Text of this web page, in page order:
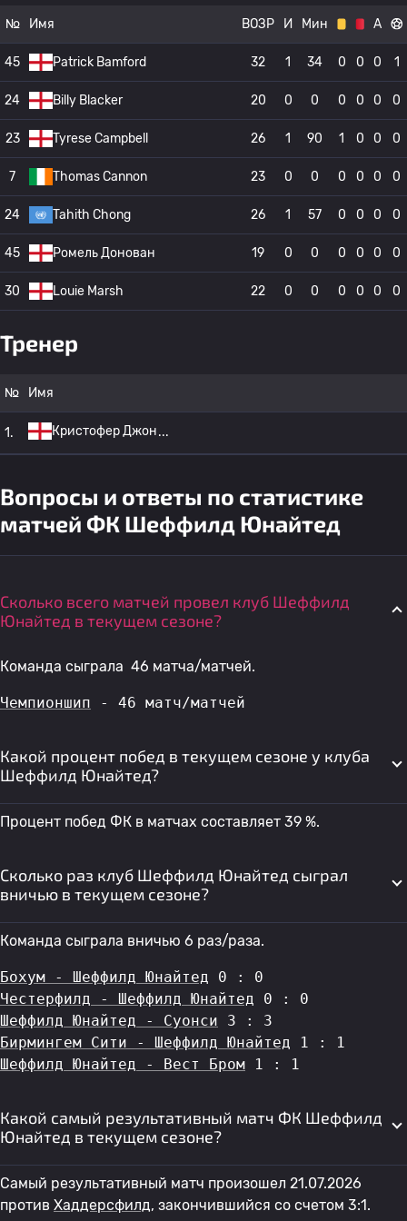
№ Имя ВОЗР И Мин А
45 Patrick Bamford 32 1 34 0 0 0 1
24 Billy Blacker 20 0 0 0 0 0 0
23 Tyrese Campbell 26 1 90 1 0 0 0
7 Thomas Cannon 23 0 0 0 0 0 0
24 Tahith Chong 26 1 57 0 0 0 0
45 Ромель Донован 19 0 0 0 0 0 0
30 Louie Marsh 22 0 0 0 0 0 0
Тренер
№ Имя
1. Кристофер Джон
Вопросы и ответы по статистике
матчей ФК Шеффилд Юнайтед
Сколько всего матчей провел клуб Шеффилд
Юнайтед в текущем сезоне?
Команда сыграла 46 матча/матчей.
Чемпионшип - 46 матч/матчей
Какой процент побед в текущем сезоне у клуба
Шеффилд Юнайтед?
Процент побед ФК в матчах составляет 39 %.
Сколько раз клуб Шеффилд Юнайтед сыграл
вничью в текущем сезоне?
Команда сыграла вничью 6 раз/раза.
Бохум - Шеффилд Юнайтед 0 : 0
Честерфилд - Шеффилд Юнайтед 0 : 0
Шеффилд Юнайтед - Суонси 3 : 3
Бирмингем Сити - Шеффилд Юнайтед 1 : 1
Шеффилд Юнайтед - Вест Бром 1 : 1
Какой самый результативный матч ФК Шеффилд
Юнайтед в текущем сезоне?
Самый результативный матч произошел 21.07.2026
против Хаддерсфилд, закончившийся со счетом 3:1.